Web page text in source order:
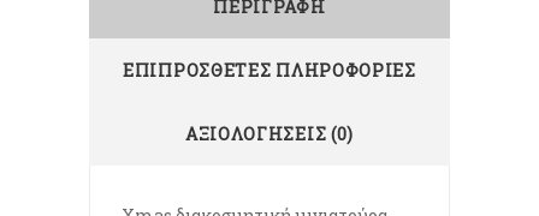
ΠΕΡΙΓΡΑΦΉ
ΕΠΙΠΡΌΣΘΕΤΕΣ ΠΛΗΡΟΦΟΡΊΕΣ
ΑΞΙΟΛΟΓΉΣΕΙΣ (0)